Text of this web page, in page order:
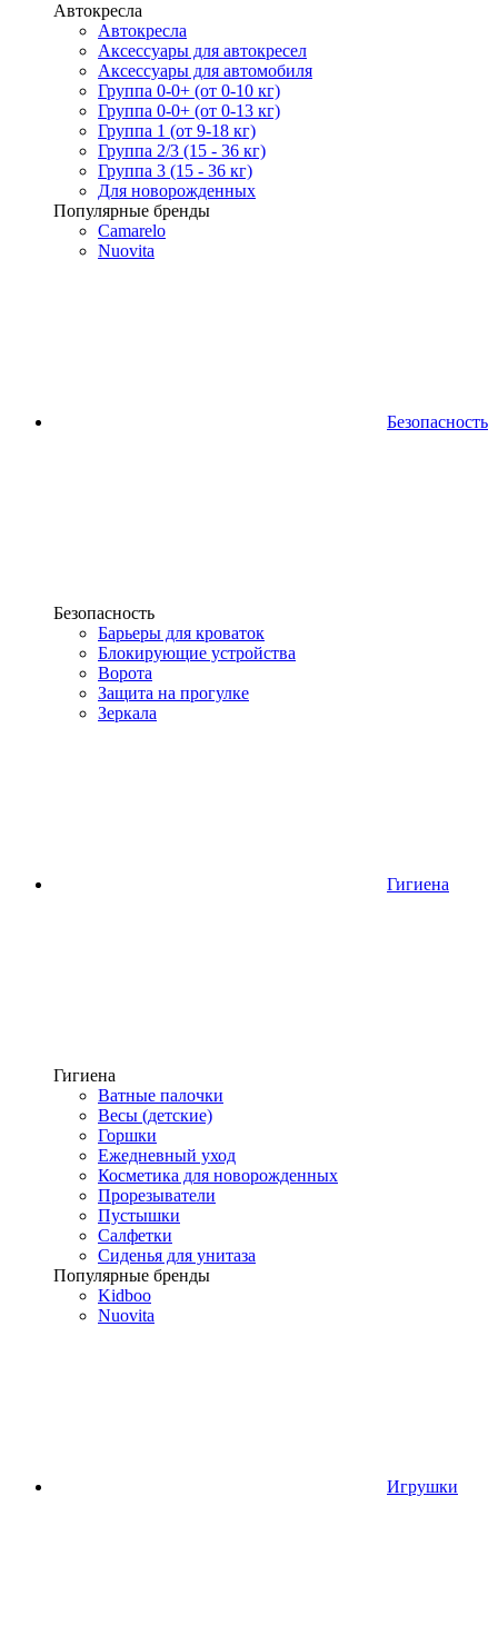
Автокресла
Автокресла
Аксессуары для автокресел
Аксессуары для автомобиля
Группа 0-0+ (от 0-10 кг)
Группа 0-0+ (от 0-13 кг)
Группа 1 (от 9-18 кг)
Группа 2/3 (15 - 36 кг)
Группа 3 (15 - 36 кг)
Для новорожденных
Популярные бренды
Camarelo
Nuovita
Безопасность
Безопасность
Барьеры для кроваток
Блокирующие устройства
Ворота
Защита на прогулке
Зеркала
Гигиена
Гигиена
Ватные палочки
Весы (детские)
Горшки
Ежедневный уход
Косметика для новорожденных
Прорезыватели
Пустышки
Салфетки
Сиденья для унитаза
Популярные бренды
Kidboo
Nuovita
Игрушки